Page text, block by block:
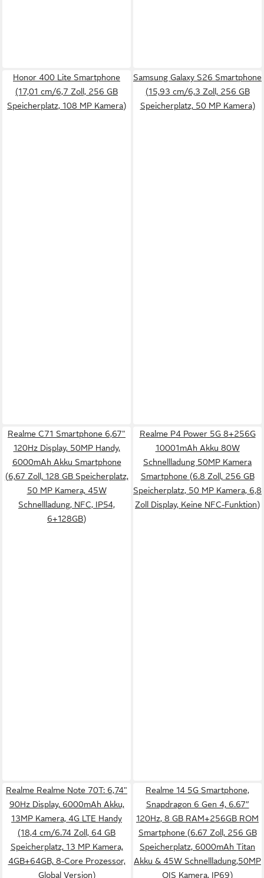
Honor 400 Lite Smartphone
(17,01 cm/6,7 Zoll, 256 GB
Speicherplatz, 108 MP Kamera)
Samsung Galaxy S26 Smartphone
(15,93 cm/6,3 Zoll, 256 GB
Speicherplatz, 50 MP Kamera)
Realme C71 Smartphone 6,67"
120Hz Display, 50MP Handy,
6000mAh Akku Smartphone
(6,67 Zoll, 128 GB Speicherplatz,
50 MP Kamera, 45W
Schnellladung, NFC, IP54,
6+128GB)
Realme P4 Power 5G 8+256G
10001mAh Akku 80W
Schnellladung 50MP Kamera
Smartphone (6.8 Zoll, 256 GB
Speicherplatz, 50 MP Kamera, 6,8
Zoll Display, Keine NFC-Funktion)
Realme Realme Note 70T: 6,74"
90Hz Display, 6000mAh Akku,
13MP Kamera, 4G LTE Handy
(18,4 cm/6.74 Zoll, 64 GB
Speicherplatz, 13 MP Kamera,
4GB+64GB, 8-Core Prozessor,
Global Version)
Realme 14 5G Smartphone,
Snapdragon 6 Gen 4, 6.67”
120Hz, 8 GB RAM+256GB ROM
Smartphone (6.67 Zoll, 256 GB
Speicherplatz, 6000mAh Titan
Akku & 45W Schnellladung,50MP
OIS Kamera, IP69)